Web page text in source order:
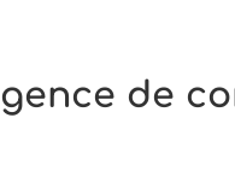
de